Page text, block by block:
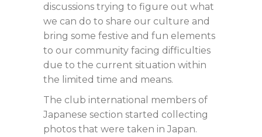
discussions trying to figure out what
we can do to share our culture and
bring some festive and fun elements
to our community facing difficulties
due to the current situation within
the limited time and means.
The club international members of
Japanese section started collecting
photos that were taken in Japan.